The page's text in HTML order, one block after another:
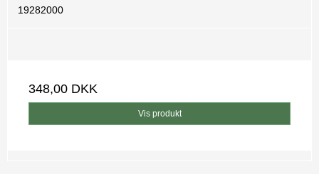
19282000
348,00 DKK
Vis produkt